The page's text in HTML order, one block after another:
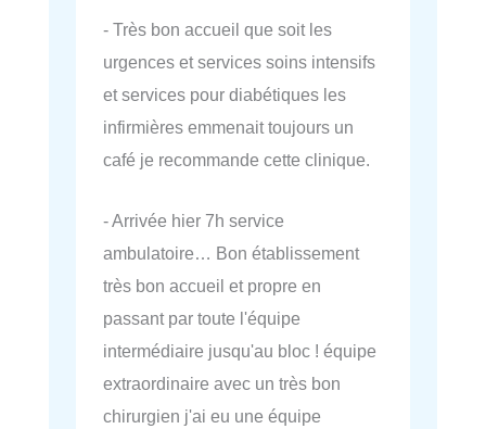
- Très bon accueil que soit les
urgences et services soins intensifs
et services pour diabétiques les
infirmières emmenait toujours un
café je recommande cette clinique.
- Arrivée hier 7h service
ambulatoire… Bon établissement
très bon accueil et propre en
passant par toute l'équipe
intermédiaire jusqu'au bloc ! équipe
extraordinaire avec un très bon
chirurgien j'ai eu une équipe